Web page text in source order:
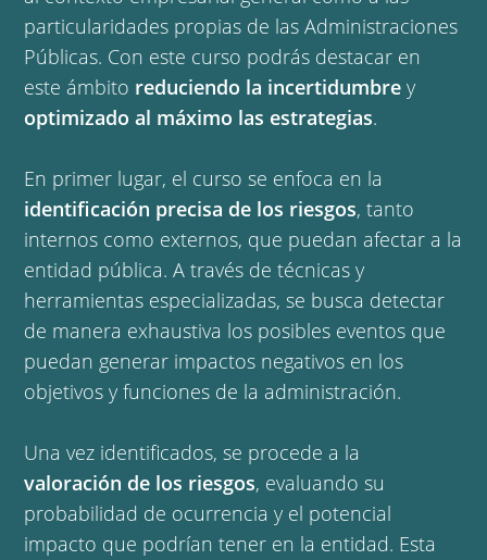
particularidades propias de las Administraciones
Públicas. Con este curso podrás destacar en
este ámbito reduciendo la incertidumbre y
optimizado al máximo las estrategias.
En primer lugar, el curso se enfoca en la
identificación precisa de los riesgos, tanto
internos como externos, que puedan afectar a la
entidad pública. A través de técnicas y
herramientas especializadas, se busca detectar
de manera exhaustiva los posibles eventos que
puedan generar impactos negativos en los
objetivos y funciones de la administración.
Una vez identificados, se procede a la
valoración de los riesgos, evaluando su
probabilidad de ocurrencia y el potencial
impacto que podrían tener en la entidad. Esta